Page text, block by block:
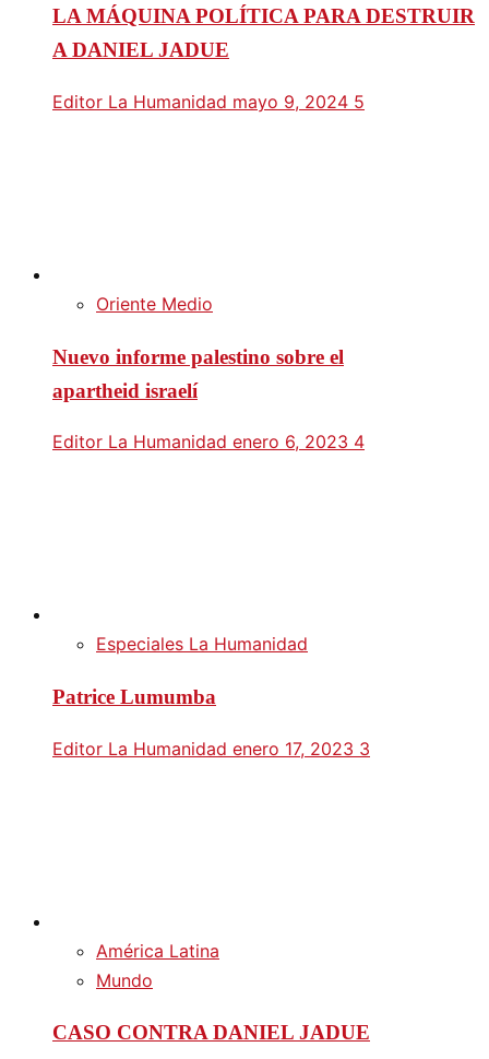
LA MÁQUINA POLÍTICA PARA DESTRUIR
A DANIEL JADUE
Editor La Humanidad mayo 9, 2024 5
Oriente Medio
Nuevo informe palestino sobre el
apartheid israelí
Editor La Humanidad enero 6, 2023 4
Especiales La Humanidad
Patrice Lumumba
Editor La Humanidad enero 17, 2023 3
América Latina
Mundo
CASO CONTRA DANIEL JADUE